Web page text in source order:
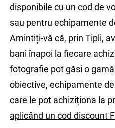
disponibile cu un cod de
sau pentru echipamente
Amintiți-vă că, prin Tipli,
bani înapoi la fiecare
fotografie pot găsi o
obiective, echipamente
care le pot achiziționa la
aplicând un cod discount